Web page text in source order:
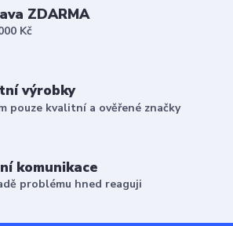
ZDARMA
Kč
výrobky
pouze kvalitní a ověřené značky
komunikace
problému hned reaguji